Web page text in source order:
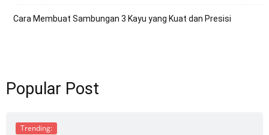
Cara Membuat Sambungan 3 Kayu yang Kuat dan Presisi
Popular Post
Trending: